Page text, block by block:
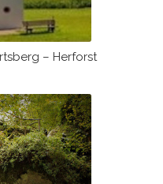
– Herforst